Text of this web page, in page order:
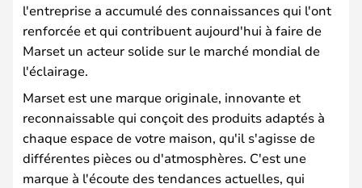
l'entreprise a accumulé des connaissances qui l'ont
renforcée et qui contribuent aujourd'hui à faire de
Marset un acteur solide sur le marché mondial de
l'éclairage.
Marset est une marque originale, innovante et
reconnaissable qui conçoit des produits adaptés à
chaque espace de votre maison, qu'il s'agisse de
différentes pièces ou d'atmosphères. C'est une
marque à l'écoute des tendances actuelles, qui